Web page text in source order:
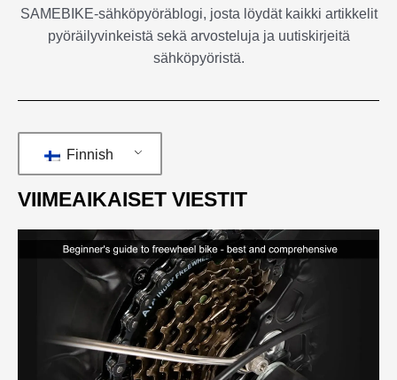
SAMEBIKE-sähköpyöräblogi, josta löydät kaikki artikkelit
pyöräilyvinkeistä sekä arvosteluja ja uutiskirjeitä
sähköpyöristä.
Finnish
VIIMEAIKAISET VIESTIT